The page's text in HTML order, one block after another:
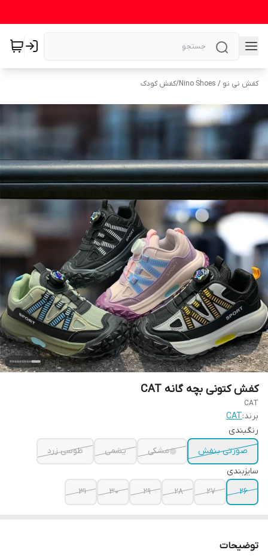
کفش نی نو / Nino Shoes /کفش کودک
کفش کتونی بچه گانه CAT
CAT
برند:CAT
رنگبندی
صورتی بنفش
مشکی یشمی
طوسی زرد
سایزبندی
26
27
28
29
30
31
توضیحات